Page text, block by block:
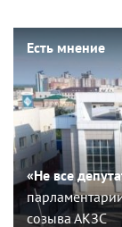
Есть мнение
«Не все
созыва АКЗС